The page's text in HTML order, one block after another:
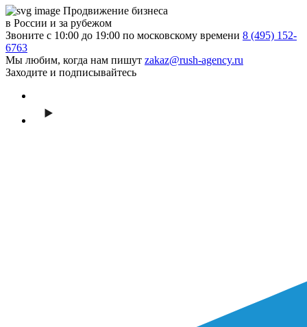
Продвижение бизнеса
в России и за рубежом
Звоните с 10:00 до 19:00 по московскому времени 8 (495) 152-
6763
Мы любим, когда нам пишут zakaz@rush-agency.ru
Заходите и подписывайтесь